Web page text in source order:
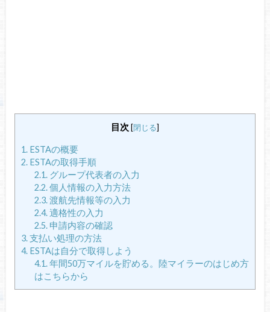
目次 [閉じる]
1.ESTAの概要
2.ESTAの取得手順
2.1.グループ代表者の入力
2.2.個人情報の入力方法
2.3.渡航先情報等の入力
2.4.適格性の入力
2.5.申請内容の確認
3.支払い処理の方法
4.ESTAは自分で取得しよう
4.1.年間50万マイルを貯める。陸マイラーのはじめ方
はこちらから